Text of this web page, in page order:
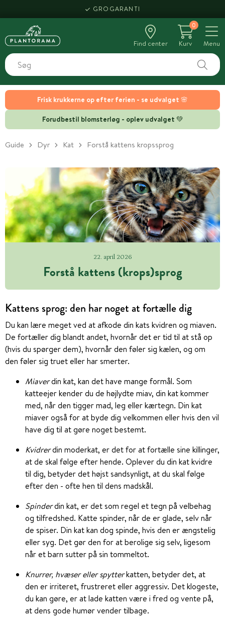
Frisk krukkerne op efter ferien - se udvalget 🌸
Forudbestil blomsterløg - oplev udvalget 💚
GROGARANTI
Find center
0
Kurv
Menu
Guide Dyr Kat Forstå kattens kropssprog
22. april 2026
Forstå kattens (krops)sprog
Kattens sprog: den har noget at fortælle dig
Du kan lære meget ved at afkode din kats kvidren og miaven.
De fortæller dig blandt andet, hvornår det er tid til at stå op
(hvis du spørger dem), hvornår den føler sig kælen, og om
den føler sig truet eller har smerter.
Miaverdin kat, kan det have mange formål. Som
katteejer kender du de højlydte miav, din kat kommer
med, når den tigger mad, leg eller kærtegn. Din kat
miaver også for at byde dig velkommen eller hvis den vil
have dig til at gøre noget bestemt.
Kvidrerdin moderkat, er det for at fortælle sine killinger,
at de skal følge efter hende. Oplever du din kat kvidre
til dig, betyder det højst sandsynligt, at du skal følge
efter den - ofte hen til dens madskål.
Spinderdin kat, er det som regel et tegn på velbehag
og tilfredshed. Katte spinder, når de er glade, selv når
de spiser. Din kat kan dog spinde, hvis den er ængstelig
eller syg. Det gør den for at berolige sig selv, ligesom
når et barn sutter på sin tommeltot.
Knurrer, hvæser eller spytterkatten, betyder det, at
den er irriteret, frustreret eller aggressiv. Det klogeste,
du kan gøre, er at lade katten være i fred og vente på,
at dens gode humør vender tilbage.